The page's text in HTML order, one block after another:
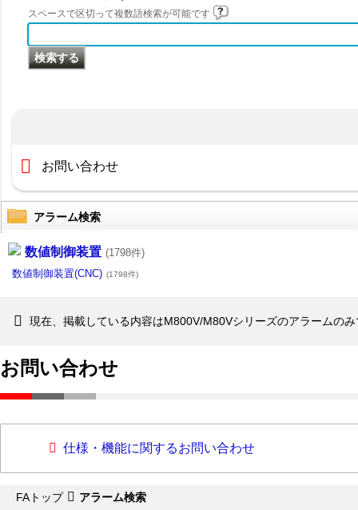
スペースで区切って複数語検索が可能です
お問い合わせ
アラーム検索
数値制御装置 (1798件)
数値制御装置(CNC) (1798件)
現在、掲載している内容はM800V/M80Vシリーズのアラームの
お問い合わせ
仕様・機能に関するお問い合わせ
FAトップ アラーム検索